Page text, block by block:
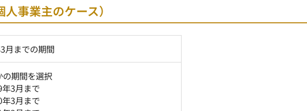
事業主のケース）
月までの期間
の期間を選択
年3月まで
年3月まで